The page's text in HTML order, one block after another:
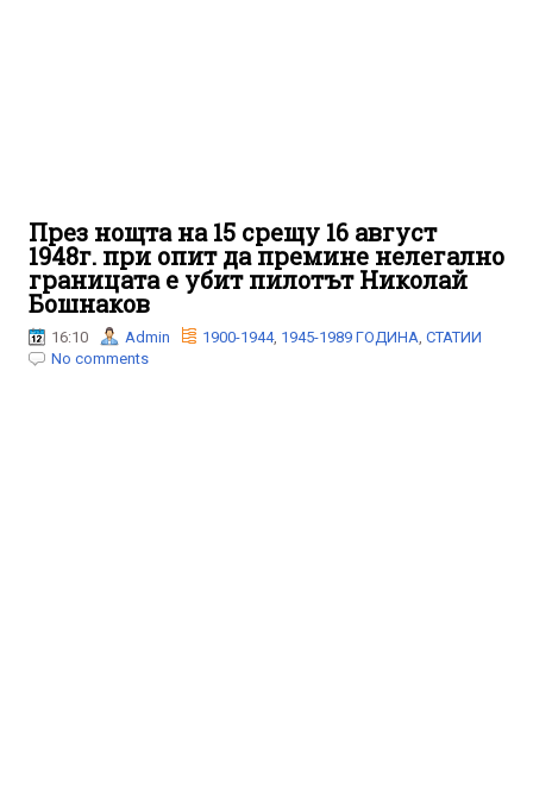
През нощта на 15 срещу 16 август
1948г. при опит да премине нелегално
границата е убит пилотът Николай
Бошнаков
16:10 Admin 1900-1944, 1945-1989 ГОДИНА, СТАТИИ
No comments